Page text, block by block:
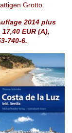
Grot­to.
2014 plus
EUR (A),
740-6.